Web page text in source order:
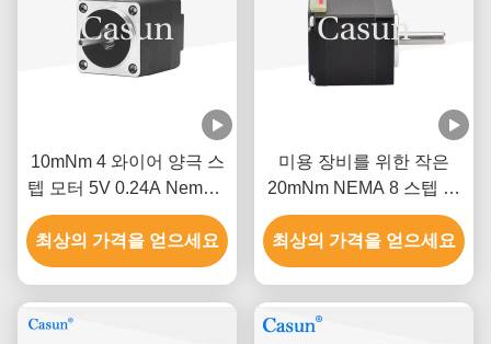
10mNm 4 와이어 양극 스
텝 모터 5V 0.24A Nema 8
모터 20x20x25mm
최상의 가격을 얻으세요
미용 장비를 위한 작은
20mNm NEMA 8 스텝 모
터 0.6A 카선 스텝 모터
최상의 가격을 얻으세요